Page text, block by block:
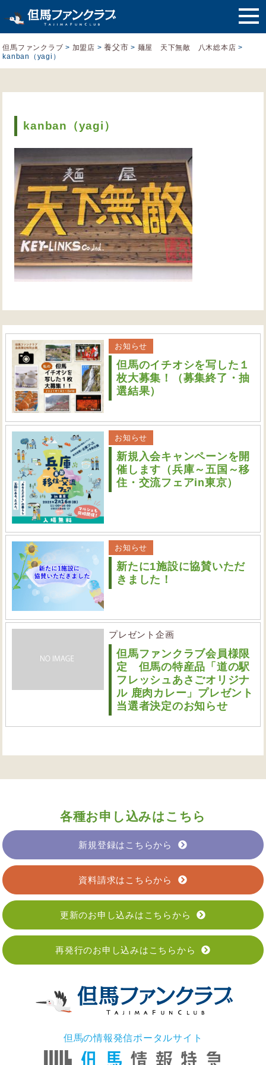
但馬ファンクラブ > 加盟店 >養父市 > 麺屋 天下無敵 八木総本店 >
kanban（yagi）
kanban（yagi）
お知らせ
但馬のイチオシを写した１
枚大募集！（募集終了・抽
選結果）
お知らせ
新規入会キャンペーンを開
催します（兵庫～五国～移
住・交流フェアin東京）
お知らせ
新たに1施設に協賛いただ
きました！
プレゼント企画
但馬ファンクラブ会員様限
定 但馬の特産品「道の駅
フレッシュあさごオリジナ
ル 鹿肉カレー」プレゼント
当選者決定のお知らせ
各種お申し込みはこちら
新規登録はこちらから
資料請求はこちらから
更新のお申し込みはこちらから
再発行のお申し込みはこちらから
但馬の情報発信ポータルサイト